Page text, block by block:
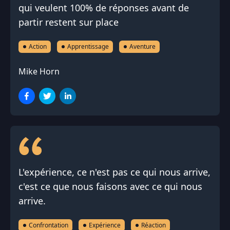
qui veulent 100% de réponses avant de
partir restent sur place
Action Apprentissage Aventure
Mike Horn
L'expérience, ce n'est pas ce qui nous arrive,
c'est ce que nous faisons avec ce qui nous
arrive.
Confrontation Expérience
Réaction